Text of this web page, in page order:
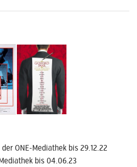
der ONE-Mediathek bis 29.12.22
bis 04.06.23